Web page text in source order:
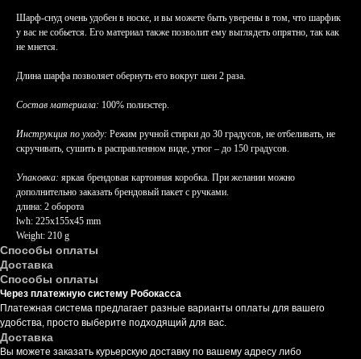
Шарф-снуд очень удобен в носке, и вы можете быть уверены в том, что шарфик
у вас не собьется. Его материал также позволит ему выглядеть опрятно, так как
не мнется.
Длина шарфа позволяет обернуть его вокруг шеи 2 раза.
Состав материала: 100% полиэстер.
Инструкция по уходу: Режим ручной стирки до 30 градусов, не отбеливать, не
скручивать, сушить в расправленном виде, утюг – до 150 градусов.
Упаковка: яркая брендовая картонная коробка. При желании можно
дополнительно заказать брендовый пакет с ручками.
длина: 2 оборота
lwh: 225x155x45 mm
Weight: 210 g
Способы оплаты
Доставка
Способы оплаты
Через платежную систему Робокасса
Платежная система предлагает разные варианты оплаты для вашего
удобства, просто выберите подходящий для вас.
Доставка
Вы можете заказать курьерскую доставку по вашему адресу либо